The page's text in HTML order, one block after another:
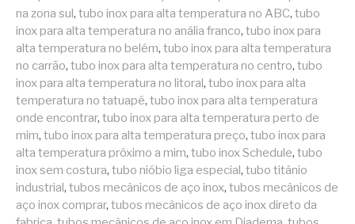
na zona sul, tubo inox para alta temperatura no ABC, tubo
inox para alta temperatura no anália franco, tubo inox para
alta temperatura no belém, tubo inox para alta temperatura
no carrão, tubo inox para alta temperatura no centro, tubo
inox para alta temperatura no litoral, tubo inox para alta
temperatura no tatuapé, tubo inox para alta temperatura
onde encontrar, tubo inox para alta temperatura perto de
mim, tubo inox para alta temperatura preço, tubo inox para
alta temperatura próximo a mim, tubo inox Schedule, tubo
inox sem costura, tubo nióbio liga especial, tubo titânio
industrial, tubos mecânicos de aço inox, tubos mecânicos de
aço inox comprar, tubos mecânicos de aço inox direto da